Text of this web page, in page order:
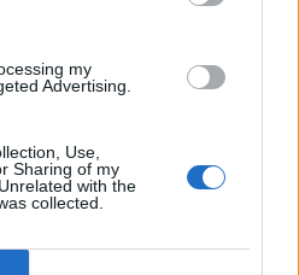
my
Advertising.
Use,
Sharing of my
with the
collected.
1 Mai 2026
30 April 2026
, männlich